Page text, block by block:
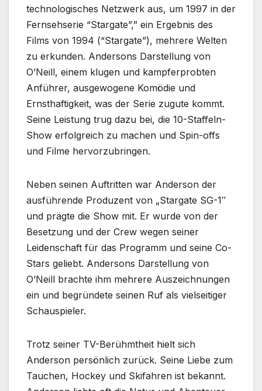
technologisches Netzwerk aus, um 1997 in der
Fernsehserie “Stargate”,” ein Ergebnis des
Films von 1994 (“Stargate”), mehrere Welten
zu erkunden. Andersons Darstellung von
O’Neill, einem klugen und kampferprobten
Anführer, ausgewogene Komödie und
Ernsthaftigkeit, was der Serie zugute kommt.
Seine Leistung trug dazu bei, die 10-Staffeln-
Show erfolgreich zu machen und Spin-offs
und Filme hervorzubringen.
Neben seinen Auftritten war Anderson der
ausführende Produzent von „Stargate SG-1″
und prägte die Show mit. Er wurde von der
Besetzung und der Crew wegen seiner
Leidenschaft für das Programm und seine Co-
Stars geliebt. Andersons Darstellung von
O’Neill brachte ihm mehrere Auszeichnungen
ein und begründete seinen Ruf als vielseitiger
Schauspieler.
Trotz seiner TV-Berühmtheit hielt sich
Anderson persönlich zurück. Seine Liebe zum
Tauchen, Hockey und Skifahren ist bekannt.